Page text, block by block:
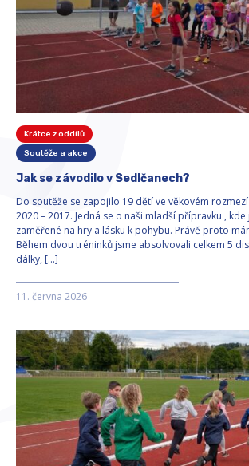
Krátce z oddílů
Soutěže a akce
Jak se závodilo v Sedlčanech?
Do soutěže se zapojilo 19 dětí ve věkovém
2020 – 2017. Jedná se o naši mladší přípravku ,
zaměřené na hry a lásku k pohybu. Právě proto
Během dvou tréninků jsme absolvovali celkem 5
dálky, […]
11. června 2026